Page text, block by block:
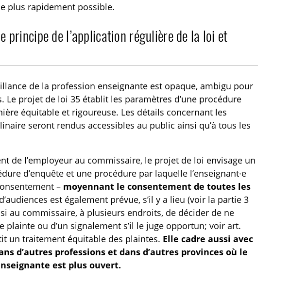
plus rapidement possible.
de l’application régulière de la loi et
de la profession enseignante est opaque, ambigu pour
projet de loi 35 établit les paramètres d’une procédure
équitable et rigoureuse. Les détails concernant les
seront rendus accessibles au public ainsi qu’à tous les
de l’employeur au commissaire, le projet de loi envisage un
d’enquête et une procédure par laquelle l’enseignant·e
– moyennant le consentement de toutes les
est également prévue, s’il y a lieu (voir la partie 3
au commissaire, à plusieurs endroits, de décider de ne
plainte ou d’un signalement s’il le juge opportun; voir art.
un traitement équitable des plaintes. Elle cadre aussi avec
d’autres professions et dans d’autres provinces où le
est plus ouvert.